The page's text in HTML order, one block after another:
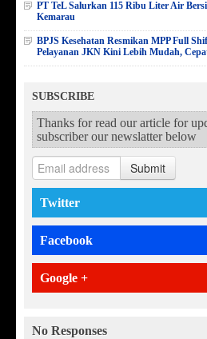
PT TeL Salurkan 115 Ribu Liter Air
Kemarau
BPJS Kesehatan Resmikan MPP Full
Pelayanan JKN Kini Lebih Mudah,
SUBSCRIBE
Thanks for read our article for
subscriber our newslatter below
Submit
Twitter
Facebook
Google +
No Responses